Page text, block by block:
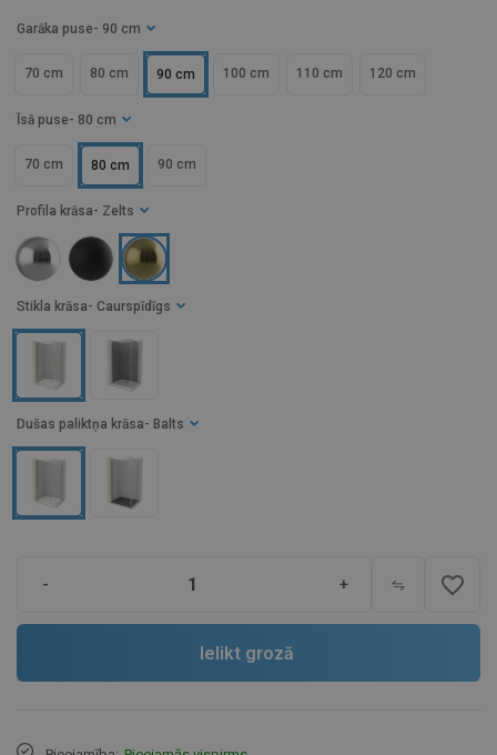
Garāka puse - 90 cm
70 cm 80 cm 90 cm 100 cm 110 cm 120 cm
Īsā puse - 80 cm
70 cm 80 cm 90 cm
Stikla krāsa - Caurspīdīgs
Profila krāsa - Zelts
Dušas paliktņa krāsa - Balts
- + favorite_border
Ielikt grozā